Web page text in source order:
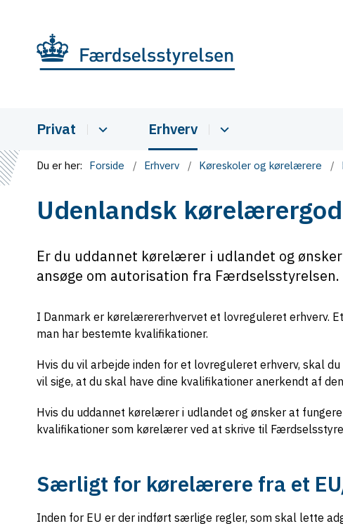
Privat Erhverv
Du er her: Forside Erhverv Køreskoler og kørelærere
Udenlandsk
Er du uddannet kørelærer i udlandet og
ansøge om autorisation fra Færdselsstyrelsen.
I Danmark er kørelærererhvervet et lovreguleret erhverv.
man har bestemte kvalifikationer.
Hvis du vil arbejde inden for et lovreguleret erhverv, skal
vil sige, at du skal have dine kvalifikationer anerkendt af
Hvis du uddannet kørelærer i udlandet og ønsker at
kvalifikationer som kørelærer ved at skrive til
Særligt for kørelærere fra et
Inden for EU er der indført særlige regler, som skal lette